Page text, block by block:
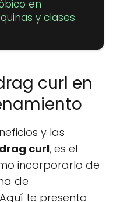
en
y clases
curl en
y las
drag curl, es el
incorporarlo de
de
te presento